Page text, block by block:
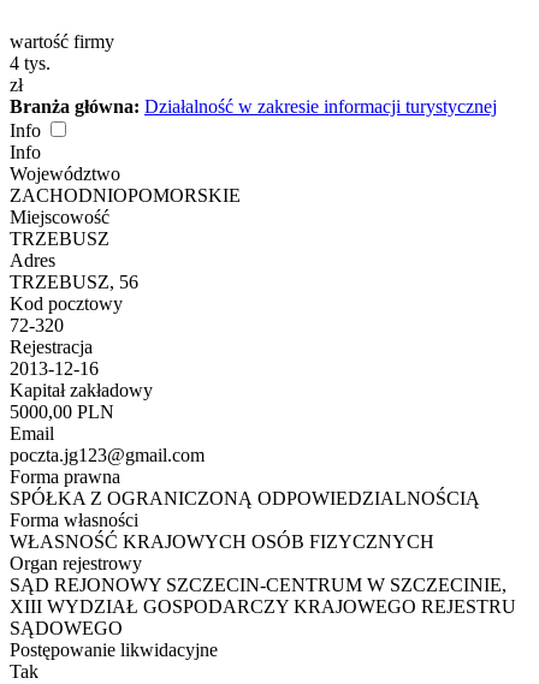
wartość firmy
4 tys.
zł
Branża główna: Działalność w zakresie informacji turystycznej
Info
Info
Województwo
ZACHODNIOPOMORSKIE
Miejscowość
TRZEBUSZ
Adres
TRZEBUSZ, 56
Kod pocztowy
72-320
Rejestracja
2013-12-16
Kapitał zakładowy
5000,00 PLN
Email
poczta.jg123@gmail.com
Forma prawna
SPÓŁKA Z OGRANICZONĄ ODPOWIEDZIALNOŚCIĄ
Forma własności
WŁASNOŚĆ KRAJOWYCH OSÓB FIZYCZNYCH
Organ rejestrowy
SĄD REJONOWY SZCZECIN-CENTRUM W SZCZECINIE,
XIII WYDZIAŁ GOSPODARCZY KRAJOWEGO REJESTRU
SĄDOWEGO
Postępowanie likwidacyjne
Tak